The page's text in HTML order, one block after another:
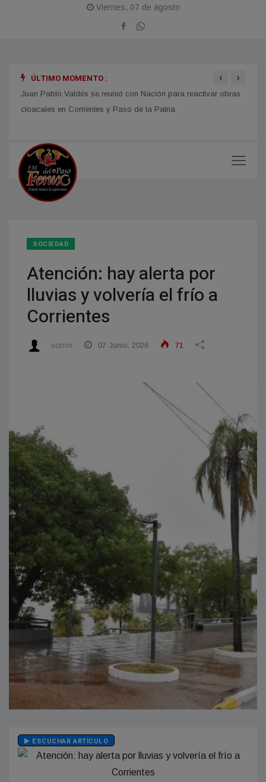
Viernes, 07 de agosto
ÚLTIMO MOMENTO :
Juan Pablo Valdés se reunió con Nación para reactivar obras
cloacales en Corrientes y Paso de la Patria
‹ ›
SOCIEDAD
Atención: hay alerta por
lluvias y volvería el frío a
Corrientes
admin 07 Junio, 2026 71
ESCUCHAR ARTÍCULO